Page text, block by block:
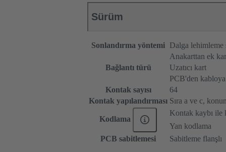
Sürüm
Sonlandırma yöntemi Dalga lehimleme
Bağlantı türü
Anakarttan ek
Uzatıcı kart
PCB'den kabloya
Kontak sayısı
64
Kontak yapılandırması Sıra a ve c,
Kodlama
Kontak kaybı ile
Yan kodlama
PCB sabitlemesi
Sabitleme flanşlı